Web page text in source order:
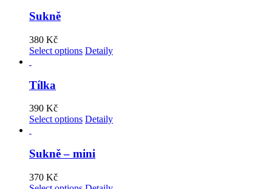
Sukně
380 Kč
Select options Detaily
Tílka
390 Kč
Select options Detaily
Sukně – mini
370 Kč